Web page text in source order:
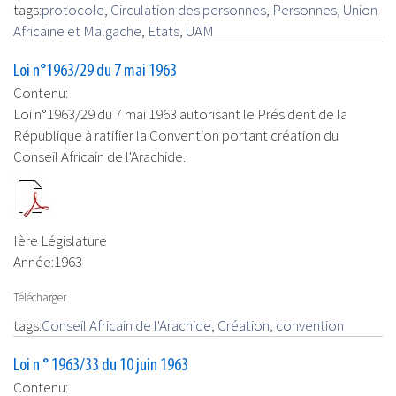
tags:protocole, Circulation des personnes, Personnes, Union
Africaine et Malgache, Etats, UAM
Loi n°1963/29 du 7 mai 1963
Contenu:
Loi n°1963/29 du 7 mai 1963 autorisant le Président de la
République à ratifier la Convention portant création du
Conseil Africain de l'Arachide.
Ière Législature
Année:1963
Télécharger
tags:Conseil Africain de l'Arachide, Création, convention
Loi n ° 1963/33 du 10 juin 1963
Contenu: